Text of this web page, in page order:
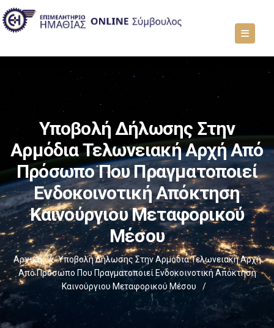
Υποβολή Δήλωσης Στην
Αρμόδια Τελωνειακή Αρχή Από
Πρόσωπο Που Πραγματοποιεί
Ενδοκοινοτική Απόκτηση
Καινούργιου Μεταφορικού
Μέσου
Αρχική /
Υποβολή Δήλωσης Στην Αρμόδια Τελωνειακή Αρχή
Από Πρόσωπο Που Πραγματοποιεί Ενδοκοινοτική Απόκτηση
Καινούργιου Μεταφορικού Μέσου
/